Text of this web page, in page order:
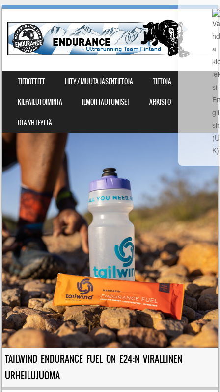
VALIKKO
SIIRRY SISÄLTÖÖN
TIEDOTTEET LIITY / MUUTA JÄSENTIETOJA TIETOJA
KILPAILUTOIMINTA ILMOITTAUTUMISET ARKISTO
OTA YHTEYTTÄ
TAILWIND ENDURANCE FUEL ON E24:N VIRALLINEN
URHEILUJUOMA